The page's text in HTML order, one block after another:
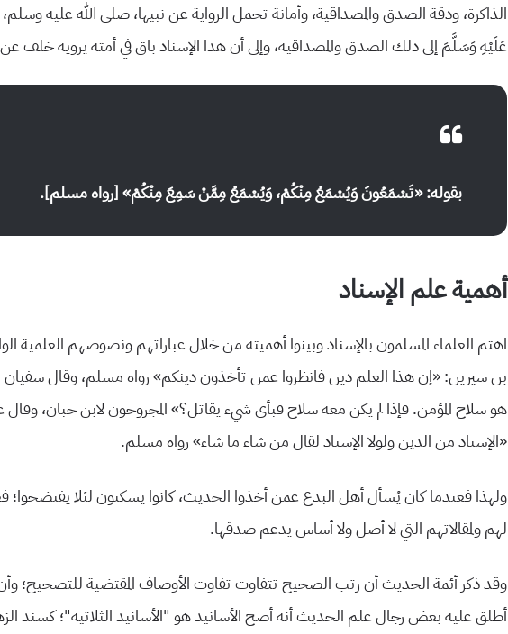
الذاكرة، ودقة الصدق والمصداقية، وأمانة تحمل الرواية عن نبيها، صلى الله عليه
عَلَيْهِ وَسَلَّمَ إلى ذلك الصدق والمصداقية، وإلى أن هذا الإسناد باق في أمته يرويه خلف
بقوله: «تَسْمَعُونَ وَيُسْمَعُ مِنْكُمْ، وَيُسْمَعُ مِمَّنْ سَمِعَ مِنْكُمْ» [رواه مسلم].
أهمية علم الإسناد
اهتم العلماء المسلمون بالإسناد وبينوا أهميته من خلال عباراتهم ونصوصهم العلمية
بن سيرين: «إن هذا العلم دين فانظروا عمن تأخذون دينكم» رواه مسلم، وقال سفيان
هو سلاح المؤمن. فإذا لم يكن معه سلاح فبأي شيء يقاتل؟» المجروحون لابن حبان، وقال
«الإسناد من الدين ولولا الإسناد لقال من شاء ما شاء» رواه مسلم.
ولهذا فعندما كان يُسأل أهل البدع عمن أخذوا الحديث، كانوا يسكتون لئلا يفتضحوا؛
لهم ولمقالاتهم التي لا أصل ولا أساس يدعم صدقها.
وقد ذكر أئمة الحديث أن رتب الصحيح تتفاوت تفاوت الأوصاف المقتضية للتصحيح؛ وأن في
أطلق عليه بعض رجال علم الحديث أنه أصح الأسانيد هو “الأسانيد الثلاثية”؛ كسند